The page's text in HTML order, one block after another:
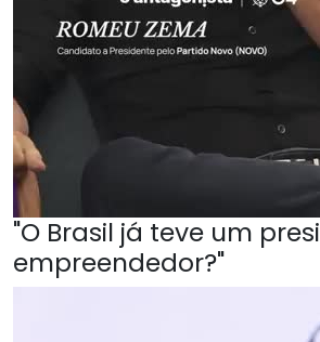
"O Brasil já teve um
empreendedor?"